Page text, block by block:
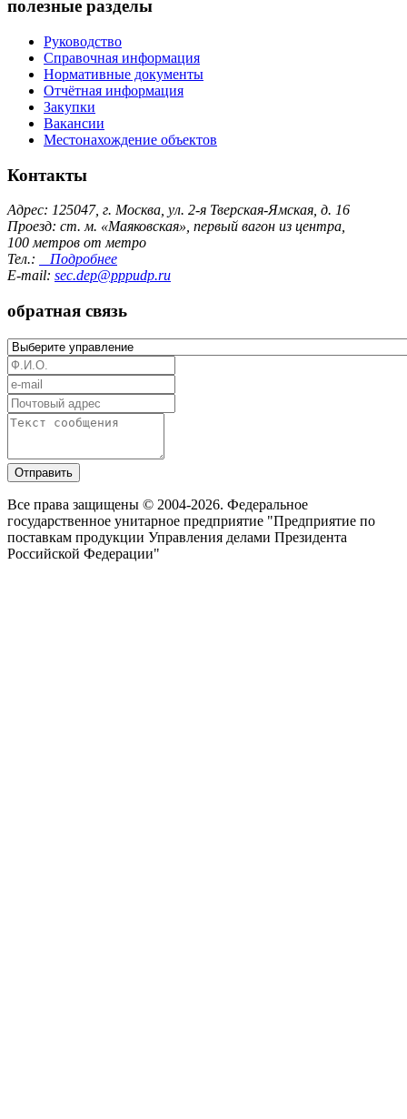
полезные разделы
Руководство
Справочная информация
Нормативные документы
Отчётная информация
Закупки
Вакансии
Местонахождение объектов
Контакты
Адрес: 125047, г. Москва, ул. 2-я Тверская-Ямская, д. 16
Проезд: ст. м. «Маяковская», первый вагон из центра,
100 метров от метро
Тел.:
Подробнее
E-mail: sec.dep@pppudp.ru
обратная связь
Отправить
Все права защищены © 2004-2026. Федеральное
государственное унитарное предприятие "Предприятие по
поставкам продукции Управления делами Президента
Российской Федерации"